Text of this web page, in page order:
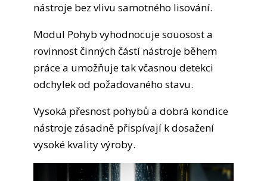
nástroje bez vlivu samotného lisování.
Modul Pohyb vyhodnocuje souosost a
rovinnost činných částí nástroje během
práce a umožňuje tak včasnou detekci
odchylek od požadovaného stavu.
Vysoká přesnost pohybů a dobrá kondice
nástroje zásadně přispívají k dosažení
vysoké kvality výroby.